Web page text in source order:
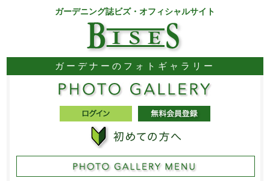
ガーデニング誌ビズ・オフィシャルサイト
ガーデナーのフォトギャラリー